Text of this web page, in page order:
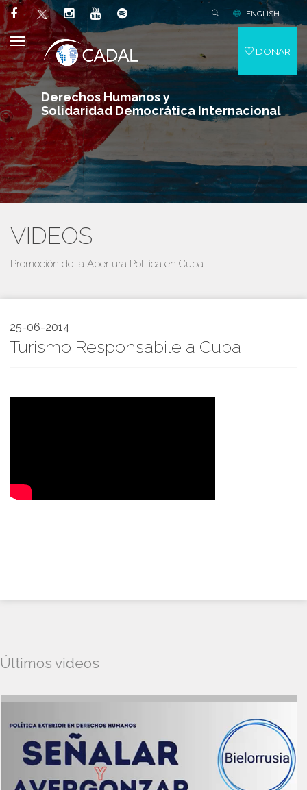
Derechos Humanos y
Solidaridad Democrática Internacional
ENGLISH
DONAR
VIDEOS
Promoción de la Apertura Política en Cuba
25-06-2014
Turismo Responsabile a Cuba
Últimos videos